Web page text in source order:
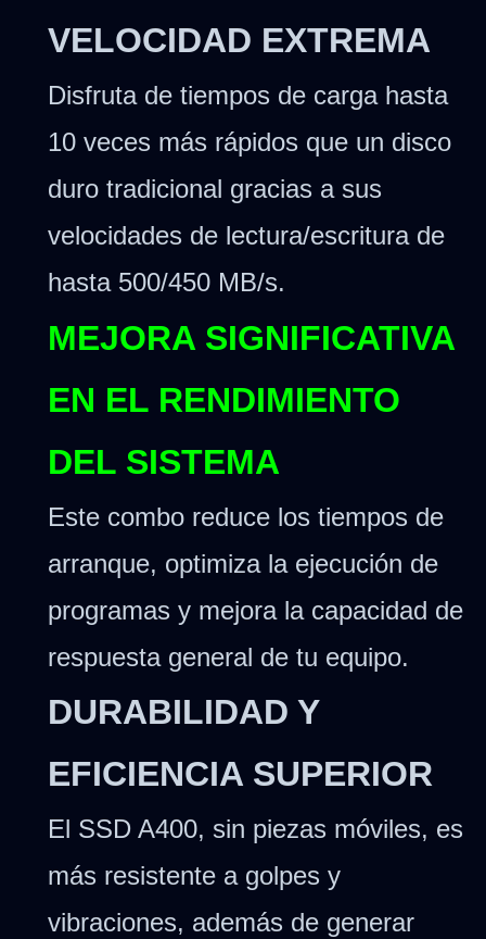
VELOCIDAD EXTREMA
Disfruta de tiempos de carga hasta
10 veces más rápidos que un disco
duro tradicional gracias a sus
velocidades de lectura/escritura de
hasta 500/450 MB/s.
MEJORA SIGNIFICATIVA
EN EL RENDIMIENTO
DEL SISTEMA
Este combo reduce los tiempos de
arranque, optimiza la ejecución de
programas y mejora la capacidad de
respuesta general de tu equipo.
DURABILIDAD Y
EFICIENCIA SUPERIOR
El SSD A400, sin piezas móviles, es
más resistente a golpes y
vibraciones, además de generar